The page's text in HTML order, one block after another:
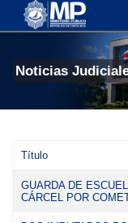
Noticias
Título
GUARDA DE
CÁRCEL POR